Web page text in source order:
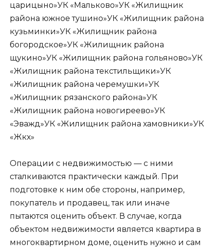
царицыно»УК «Мальково»УК «Жилищник
района южное тушино»УК «Жилищник района
кузьминки»УК «Жилищник района
богородское»УК «Жилищник района
щукино»УК «Жилищник района гольяново»УК
«Жилищник района текстильщики»УК
«Жилищник района черемушки»УК
«Жилищник рязанского района»УК
«Жилищник района новогиреево»УК
«Эважд»УК «Жилищник района хамовники»УК
«Жкх»
Операции с недвижимостью — с ними
сталкиваются практически каждый. При
подготовке к ним обе стороны, например,
покупатель и продавец, так или иначе
пытаются оценить объект. В случае, когда
объектом недвижимости является квартира в
многоквартирном доме, оценить нужно и сам